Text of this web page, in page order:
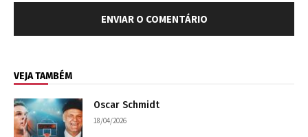
VEJA TAMBÉM
Oscar Schmidt
18/04/2026